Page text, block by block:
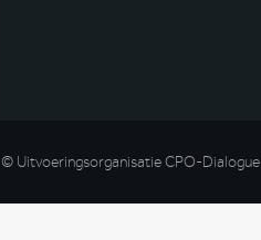
© Uitvoeringsorganisatie CPO-Dialogue